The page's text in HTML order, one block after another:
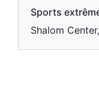
Sports
Shalom